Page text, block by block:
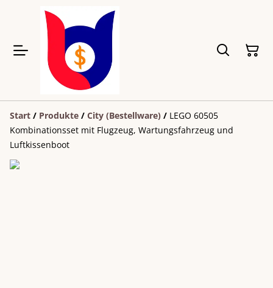
Start / Produkte / City (Bestellware) / LEGO 60505
Kombinationsset mit Flugzeug, Wartungsfahrzeug und
Luftkissenboot